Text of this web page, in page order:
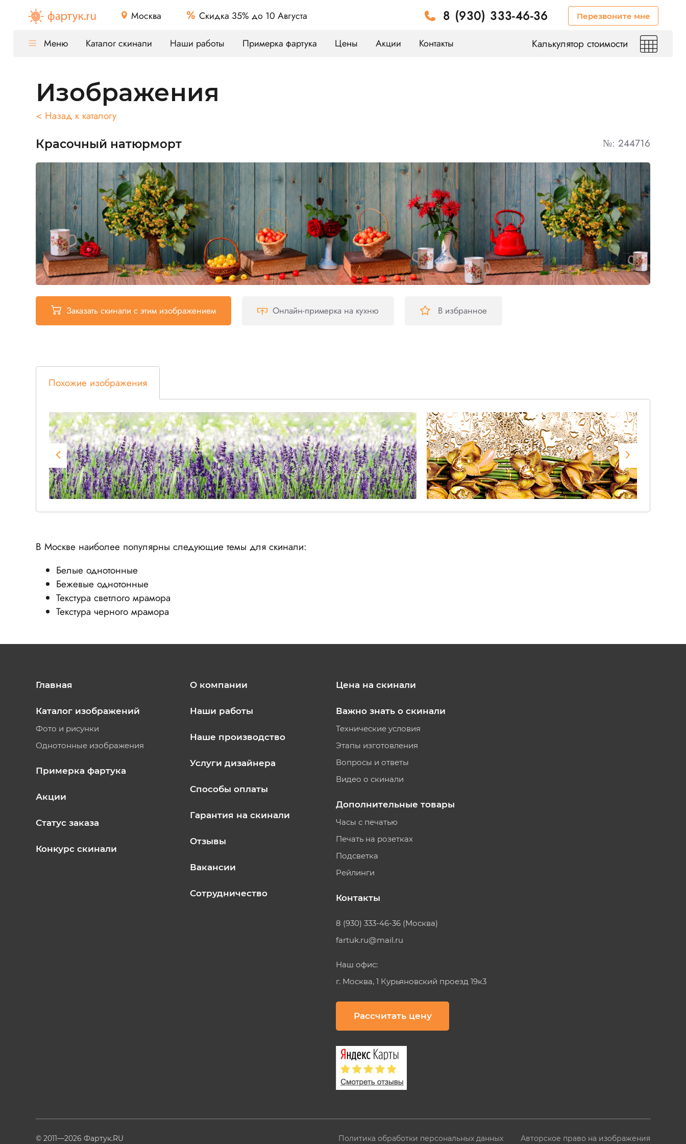
Москва Скидка 35% до 10 Августа 8 (930) 333-46-36 Перезвоните мне
Меню Каталог скинали Наши работы Примерка фартука Цены Акции Контакты Калькулятор стоимости
Изображения
< Назад к каталогу
Красочный натюрморт №: 244716
Заказать скинали с этим изображением Онлайн-примерка на кухню В избранное
Похожие изображения
В Москве наиболее популярны следующие темы для скинали:
Белые однотонные
Бежевые однотонные
Текстура светлого мрамора
Текстура черного мрамора
Главная
Каталог изображений
Фото и рисунки
Однотонные изображения
Примерка фартука
Акции
Статус заказа
Конкурс скинали
О компании
Наши работы
Наше производство
Услуги дизайнера
Способы оплаты
Гарантия на скинали
Отзывы
Вакансии
Сотрудничество
Цена на скинали
Важно знать о скинали
Технические условия
Этапы изготовления
Вопросы и ответы
Видео о скинали
Дополнительные товары
Часы с печатью
Печать на розетках
Подсветка
Рейлинги
Контакты
8 (930) 333-46-36 (Москва)
fartuk.ru@mail.ru
Наш офис:
г. Москва, 1 Курьяновский проезд 19к3
Рассчитать цену
© 2011—2026 Фартук.RU Политика обработки персональных данных Авторское право на изображения